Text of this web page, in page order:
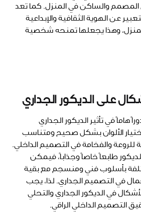
المصمم والساكن في المنزل. كما تعد
عن الهوية الثقافية والإبداعية
وهذا يجعلها تمنحه شخصية
على الديكور الجداري
هاماً في تأثير الديكور الجداري
الألوان بشكل صحيح ومتناسب
والفخامة في التصميم الداخلي.
طابعاً خاصاً وجذاباً، فيمكن
بأسلوب فني ومنسجم مع بقية
في التصميم الجداري. لذا، يجب
في الديكور الجداري والتحلي
التصميم الداخلي الراقي.